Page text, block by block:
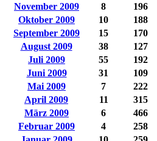
November 2009
8 196
Oktober 2009
10 188
September 2009
15 170
August 2009
38 127
Juli 2009
55 192
Juni 2009
31 109
Mai 2009
7 222
April 2009
11 315
März 2009
6 466
Februar 2009
4 258